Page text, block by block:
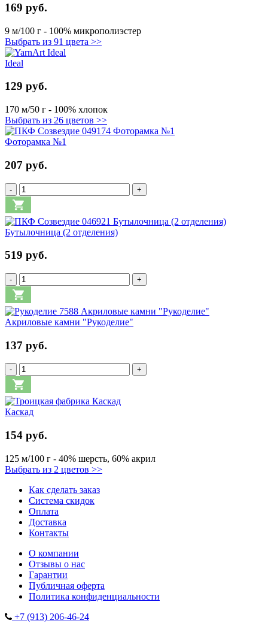
169 руб.
9 м/100 г - 100% микрополиэстер
Выбрать из 91 цвета >>
Ideal
129 руб.
170 м/50 г - 100% хлопок
Выбрать из 26 цветов >>
Фоторамка №1
207 руб.
- +
Бутылочница (2 отделения)
519 руб.
- +
Акриловые камни "Рукоделие"
137 руб.
- +
Каскад
154 руб.
125 м/100 г - 40% шерсть, 60% акрил
Выбрать из 2 цветов >>
Как сделать заказ
Система скидок
Оплата
Доставка
Контакты
О компании
Отзывы о нас
Гарантии
Публичная оферта
Политика конфиденциальности
+7 (913) 206-46-24